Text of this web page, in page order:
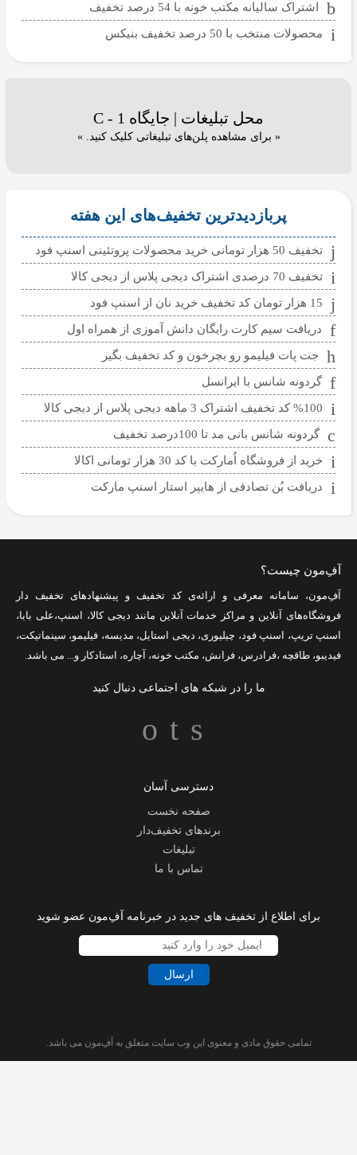
اشتراک سالیانه مکتب خونه با 54 درصد تخفیف
محصولات منتخب با 50 درصد تخفیف بنیکس
محل تبلیغات | جایگاه C - 1
« برای مشاهده پلن‌های تبلیغاتی کلیک کنید. »
پربازدیدترین تخفیف‌های این هفته
تخفیف 50 هزار تومانی خرید محصولات پروتئینی اسنپ فود
تخفیف 70 درصدی اشتراک دیجی پلاس از دیجی کالا
15 هزار تومان کد تخفیف خرید نان از اسنپ فود
دریافت سیم کارت رایگان دانش آموزی از همراه اول
جت پات فیلیمو رو بچرخون و کد تخفیف بگیر
گردونه شانس با ایرانسل
%100 کد تخفیف اشتراک 3 ماهه دیجی پلاس از دیجی کالا
گردونه شانس بانی مد تا 100درصد تخفیف
خرید از فروشگاه اُمارکت با کد 30 هزار تومانی اکالا
دریافت بُن تصادفی از هایپر استار اسنپ مارکت
آفِ‌مون چیست؟
آفِ‌مون، سامانه معرفی و ارائه‌یکد تخفیف و پیشنهادهای تخفیف دار
فروشگاه‌های آنلاین و مراکز خدمات آنلاین مانند دیجی کالا، اسنپ،علی بابا،
اسنپ تریپ، اسنپ فود، چیلیوری، دیجی استایل، مدیسه، فیلیمو، سینماتیکت،
فیدیبو، طاقچه ،فرادرس، فرانش، مکتب خونه، آچاره، استادکار و... می باشد.
ما را در شبکه های اجتماعی دنبال کنید
دسترسی آسان
صفحه نخست
برندهای تخفیف‌دار
تبلیغات
تماس با ما
برای اطلاع از تخفیف های جدید در خبرنامه آفِ‌مون عضو شوید
ارسال
تمامی حقوق مادی و معنوی این وب سایت متعلق به آفِ‌مون می باشد.